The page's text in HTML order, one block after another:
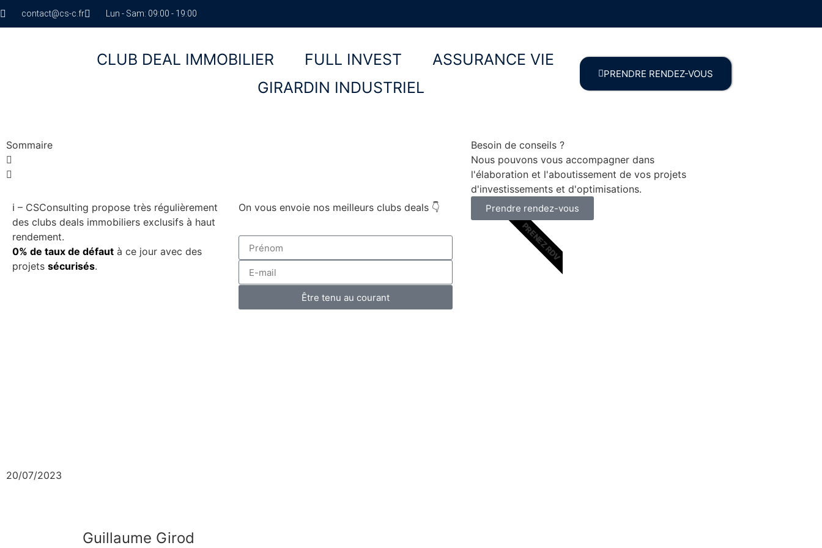
contact@cs-c.fr Lun - Sam: 09:00 - 19:00
CLUB DEAL IMMOBILIER FULL INVEST
ASSURANCE VIE
GIRARDIN INDUSTRIEL
PRENDRE RENDEZ-VOUS
Sommaire
ℹ️ – CSConsulting propose très régulièrement
des clubs deals immobiliers exclusifs à haut
rendement.
0% de taux de défaut à ce jour avec des
projets sécurisés.
On vous envoie nos meilleurs clubs deals 👇
Être tenu au courant
20/07/2023
Guillaume Girod
Besoin de conseils ?
Nous pouvons vous accompagner dans
l'élaboration et l'aboutissement de vos projets
d'investissements et d'optimisations.
Prendre rendez-vous
PRENEZ RDV